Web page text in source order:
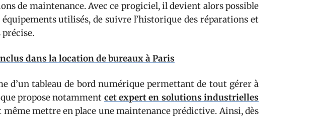
de maintenance. Avec ce progiciel, il devient alors possible
équipements utilisés, de suivre l’historique des réparations et
dans la location de bureaux à Paris
d’un tableau de bord numérique permettant de tout gérer à
propose notamment cet expert en solutions industrielles
même mettre en place une maintenance prédictive. Ainsi, dès